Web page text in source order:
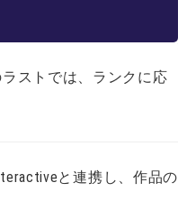
ストでは、ランクに応
と連携し、作品の